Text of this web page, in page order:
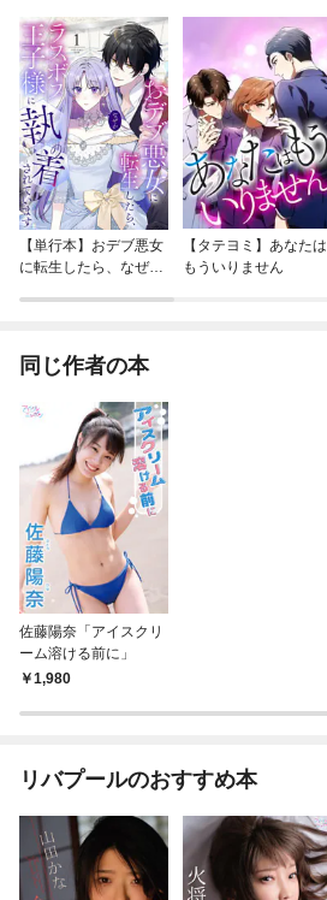
【単行本】おデブ悪女
に転生したら、なぜか
【タテヨミ】あなたは
もういりません
同じ作者の本
佐藤陽奈「アイスクリ
ーム溶ける前に」
1,980
リバプールのおすすめ本